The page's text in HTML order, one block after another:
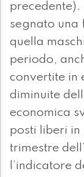
precedente).
segnato una
quella
periodo,
convertite in
diminuite
economica
posti liberi in
trimestre
l’indicatore